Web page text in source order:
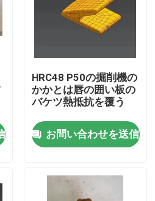
HRC48 P50の掘削機の
かかとは唇の囲い板の
バケツ熱抵抗を覆う
お問い合わせを送信